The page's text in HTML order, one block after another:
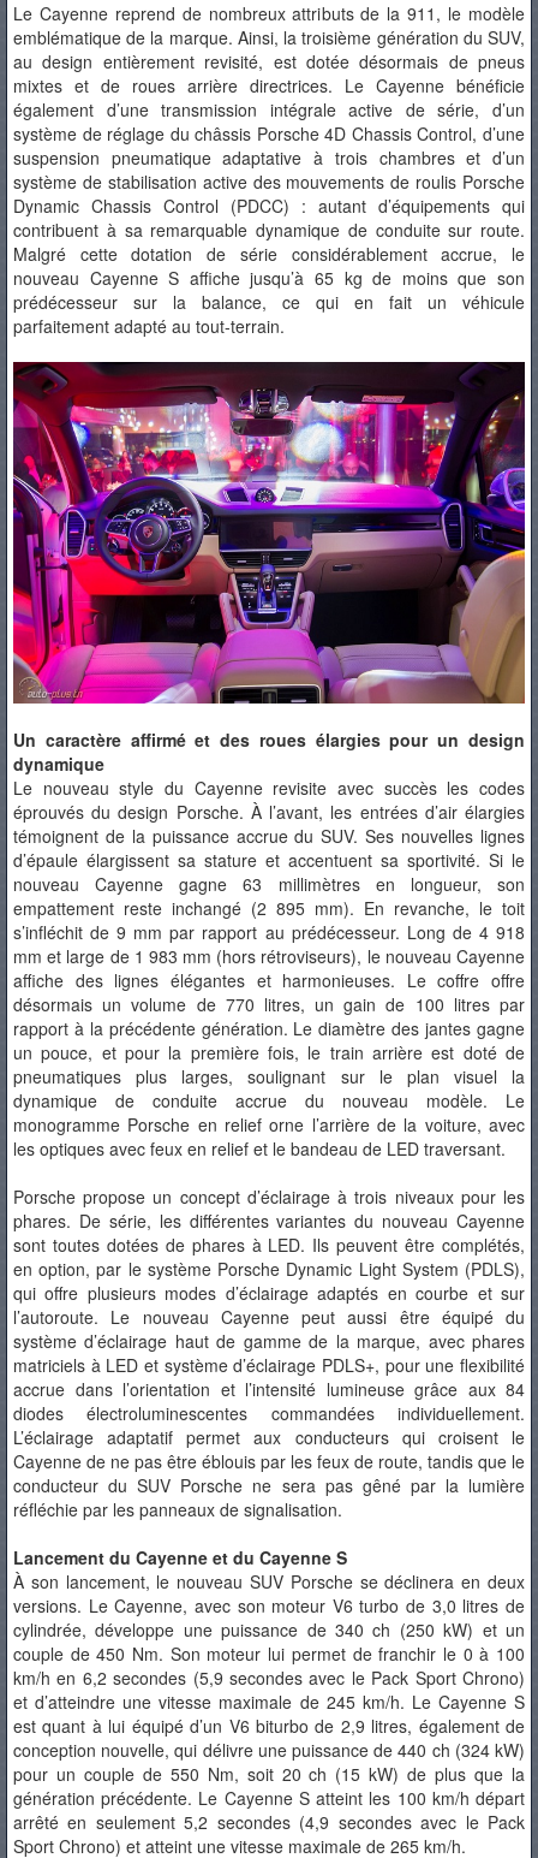
Le Cayenne reprend de nombreux attributs de la 911, le modèle
emblématique de la marque. Ainsi, la troisième génération du SUV,
au design entièrement revisité, est dotée désormais de pneus
mixtes et de roues arrière directrices. Le Cayenne bénéficie
également d’une transmission intégrale active de série, d’un
système de réglage du châssis Porsche 4D Chassis Control, d’une
suspension pneumatique adaptative à trois chambres et d’un
système de stabilisation active des mouvements de roulis Porsche
Dynamic Chassis Control (PDCC) : autant d’équipements qui
contribuent à sa remarquable dynamique de conduite sur route.
Malgré cette dotation de série considérablement accrue, le
nouveau Cayenne S affiche jusqu’à 65 kg de moins que son
prédécesseur sur la balance, ce qui en fait un véhicule
parfaitement adapté au tout-terrain.
Un caractère affirmé et des roues élargies pour un design
dynamique
Le nouveau style du Cayenne revisite avec succès les codes
éprouvés du design Porsche. À l’avant, les entrées d’air élargies
témoignent de la puissance accrue du SUV. Ses nouvelles lignes
d’épaule élargissent sa stature et accentuent sa sportivité. Si le
nouveau Cayenne gagne 63 millimètres en longueur, son
empattement reste inchangé (2 895 mm). En revanche, le toit
s’infléchit de 9 mm par rapport au prédécesseur. Long de 4 918
mm et large de 1 983 mm (hors rétroviseurs), le nouveau Cayenne
affiche des lignes élégantes et harmonieuses. Le coffre offre
désormais un volume de 770 litres, un gain de 100 litres par
rapport à la précédente génération. Le diamètre des jantes gagne
un pouce, et pour la première fois, le train arrière est doté de
pneumatiques plus larges, soulignant sur le plan visuel la
dynamique de conduite accrue du nouveau modèle. Le
monogramme Porsche en relief orne l’arrière de la voiture, avec
les optiques avec feux en relief et le bandeau de LED traversant.
Porsche propose un concept d’éclairage à trois niveaux pour les
phares. De série, les différentes variantes du nouveau Cayenne
sont toutes dotées de phares à LED. Ils peuvent être complétés,
en option, par le système Porsche Dynamic Light System (PDLS),
qui offre plusieurs modes d’éclairage adaptés en courbe et sur
l’autoroute. Le nouveau Cayenne peut aussi être équipé du
système d’éclairage haut de gamme de la marque, avec phares
matriciels à LED et système d’éclairage PDLS+, pour une flexibilité
accrue dans l’orientation et l’intensité lumineuse grâce aux 84
diodes électroluminescentes commandées individuellement.
L’éclairage adaptatif permet aux conducteurs qui croisent le
Cayenne de ne pas être éblouis par les feux de route, tandis que le
conducteur du SUV Porsche ne sera pas gêné par la lumière
réfléchie par les panneaux de signalisation.
Lancement du Cayenne et du Cayenne S
À son lancement, le nouveau SUV Porsche se déclinera en deux
versions. Le Cayenne, avec son moteur V6 turbo de 3,0 litres de
cylindrée, développe une puissance de 340 ch (250 kW) et un
couple de 450 Nm. Son moteur lui permet de franchir le 0 à 100
km/h en 6,2 secondes (5,9 secondes avec le Pack Sport Chrono)
et d’atteindre une vitesse maximale de 245 km/h. Le Cayenne S
est quant à lui équipé d’un V6 biturbo de 2,9 litres, également de
conception nouvelle, qui délivre une puissance de 440 ch (324 kW)
pour un couple de 550 Nm, soit 20 ch (15 kW) de plus que la
génération précédente. Le Cayenne S atteint les 100 km/h départ
arrêté en seulement 5,2 secondes (4,9 secondes avec le Pack
Sport Chrono) et atteint une vitesse maximale de 265 km/h.